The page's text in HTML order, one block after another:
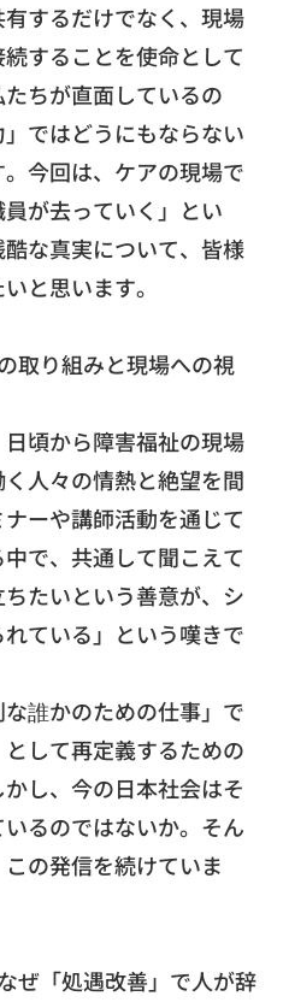
するだけでなく、 現場
することを使命として
たちが直面しているの
ではどうにもならない
今回は、 ケアの現場で
員が去っていく」とい
な真実について、 皆様
と思います。
取り組みと現場への視
頃から障害福祉の現場
人々の情熱と絶望を間
ナーや講師活動を通じて
で、 共通して聞こえて
たいという善意が、 シ
ている」という嘆きで
誰かのための仕事」で
して再定義するための
かし、 今の日本社会はそ
るのではないか。 そん
の発信を続けていま
ぜ「処遇改善」で人が辞